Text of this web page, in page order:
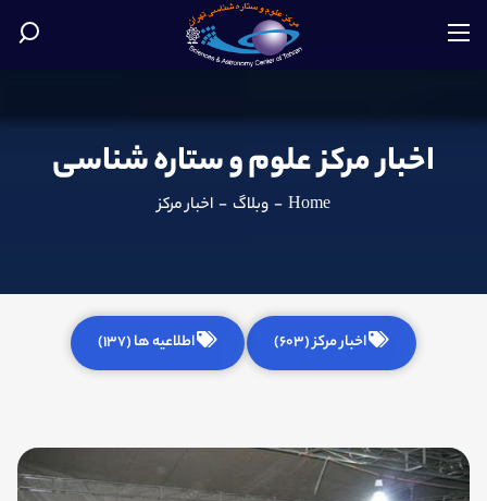
اخبار مرکز علوم و ستاره شناسی
Home
- وبلاگ - اخبار مرکز
اخبار مرکز (603) اطلاعیه ها (137)